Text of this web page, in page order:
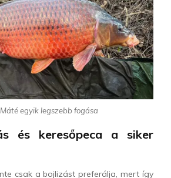
egyik legszebb fogása
és keresőpeca a siker
csak a bojlizást preferálja, mert így